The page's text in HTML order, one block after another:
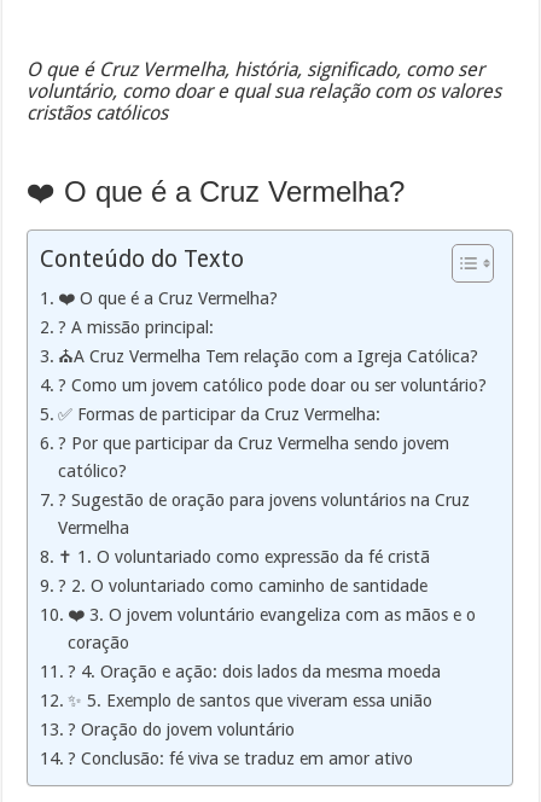
O que é Cruz Vermelha, história, significado, como ser
voluntário, como doar e qual sua relação com os valores
cristãos católicos
❤️ O que é a Cruz Vermelha?
Conteúdo do Texto
❤️ O que é a Cruz Vermelha?
? A missão principal:
⛪A Cruz Vermelha Tem relação com a Igreja Católica?
? Como um jovem católico pode doar ou ser voluntário?
✅ Formas de participar da Cruz Vermelha:
? Por que participar da Cruz Vermelha sendo jovem
católico?
? Sugestão de oração para jovens voluntários na Cruz
Vermelha
✝️ 1. O voluntariado como expressão da fé cristã
? 2. O voluntariado como caminho de santidade
❤️ 3. O jovem voluntário evangeliza com as mãos e o
coração
? 4. Oração e ação: dois lados da mesma moeda
✨ 5. Exemplo de santos que viveram essa união
? Oração do jovem voluntário
? Conclusão: fé viva se traduz em amor ativo